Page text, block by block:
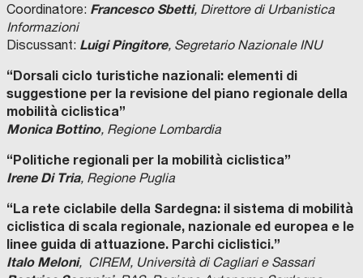
Coordinatore: Francesco Sbetti, Direttore di Urbanistica
Informazioni
Discussant: Luigi Pingitore, Segretario Nazionale INU
“Dorsali ciclo turistiche nazionali: elementi di
suggestione per la revisione del piano regionale della
mobilità ciclistica”
Monica Bottino, Regione Lombardia
“Politiche regionali per la mobilità ciclistica”
Irene Di Tria, Regione Puglia
“La rete ciclabile della Sardegna: il sistema di mobilità
ciclistica di scala regionale, nazionale ed europea e le
linee guida di attuazione. Parchi ciclistici.”
Italo Meloni, CIREM, Università di Cagliari e Sassari